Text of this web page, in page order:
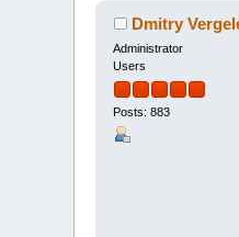
Dmitry
Administrator
Users
Posts: 883